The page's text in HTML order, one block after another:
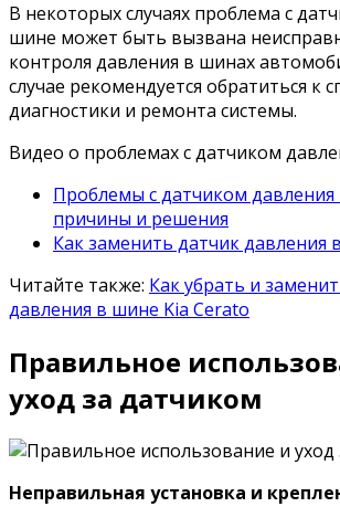
В некоторых случаях проблема с
шине может быть вызвана
контроля давления в шинах
случае рекомендуется обратиться к
диагностики и ремонта системы.
Видео о проблемах с датчиком
Проблемы с датчиком
причины и решения
Как заменить датчик давления
Читайте также: Как убрать и
давления в шине Kia Cerato
Правильное
уход за датчиком
Неправильная установка и